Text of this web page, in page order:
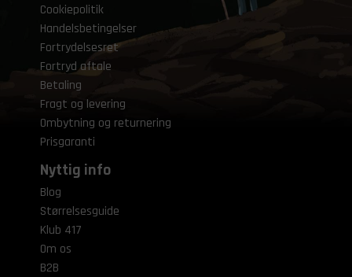
Cookiepolitik
Handelsbetingelser
Fortrydelsesret
Fortryd aftale
Betaling
Fragt og levering
Ombytning og returnering
Prisgaranti
Nyttig info
Blog
Størrelsesguide
Klub 417
Om os
B2B